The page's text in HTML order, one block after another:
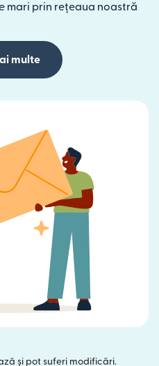
mari prin rețeaua noastră
multe
și pot suferi modificări.